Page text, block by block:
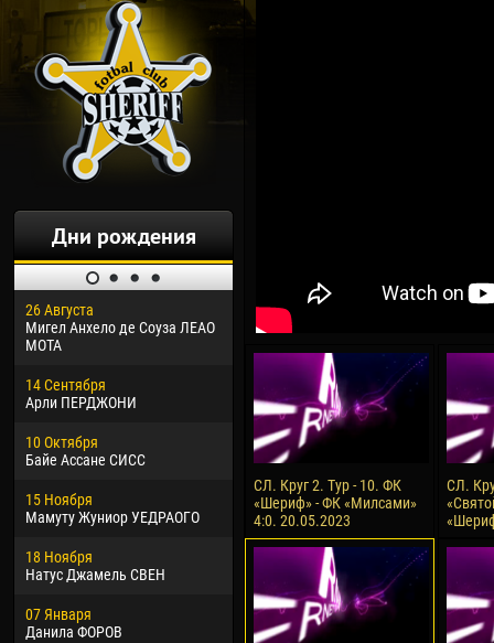
Дни рождения
26 Августа
Мигел Анхело де Соуза ЛЕАО
МОТА
14 Сентября
Арли ПЕРДЖОНИ
10 Октября
Байе Ассане СИСС
15 Ноября
Мамуту Жуниор УЕДРАОГО
18 Ноября
Натус Джамель СВЕН
07 Января
Данила ФОРОВ
30 Января
Дорасо Морео КЛАС
24 Февраля
Владислав КОСТИН
02 Марта
Вячеслав КОЗМА
09 Марта
Эммануэль АФЕТСЕ
20 Марта
Хайдер Морено АСПРИЛЬЯ
22 Марта
Самба КОНЕ
04
13
24
15
28
СЛ. Круг 2. Тур - 10. ФК
«Шериф» - ФК «Милсами»
4:0. 20.05.2023
СЛ.